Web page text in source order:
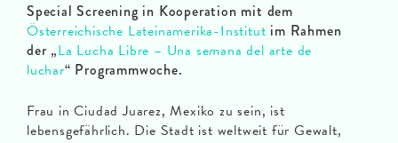
Special Screening in Kooperation mit dem
Österreichische Lateinamerika-Institut im Rahmen
der „La Lucha Libre – Una semana del arte de
luchar“ Programmwoche.
Frau in Ciudad Juarez, Mexiko zu sein, ist
lebensgefährlich. Die Stadt ist weltweit für Gewalt,